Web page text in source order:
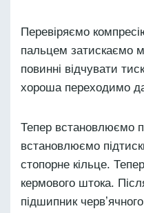
Перевіряємо
пальцем затискаємо
повинні відчувати
хороша переходимо
Тепер встановлюємо
встановлюємо
стопорне кільце.
кермового штока.
підшипник